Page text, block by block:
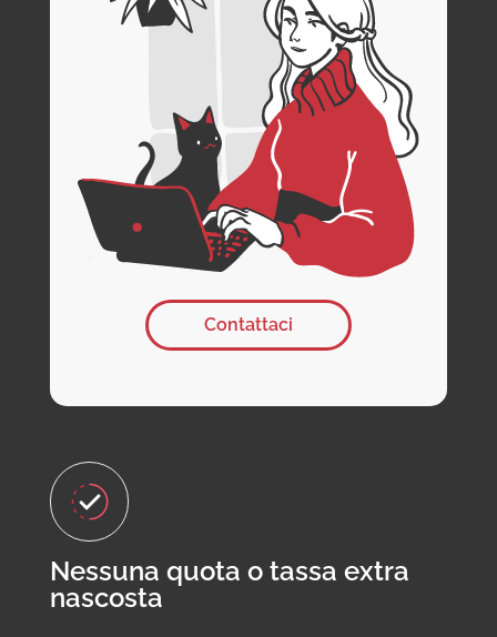
Contattaci
Nessuna quota o tassa extra
nascosta